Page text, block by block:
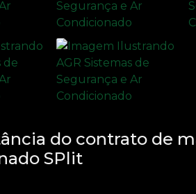
do contrato de
SPlit